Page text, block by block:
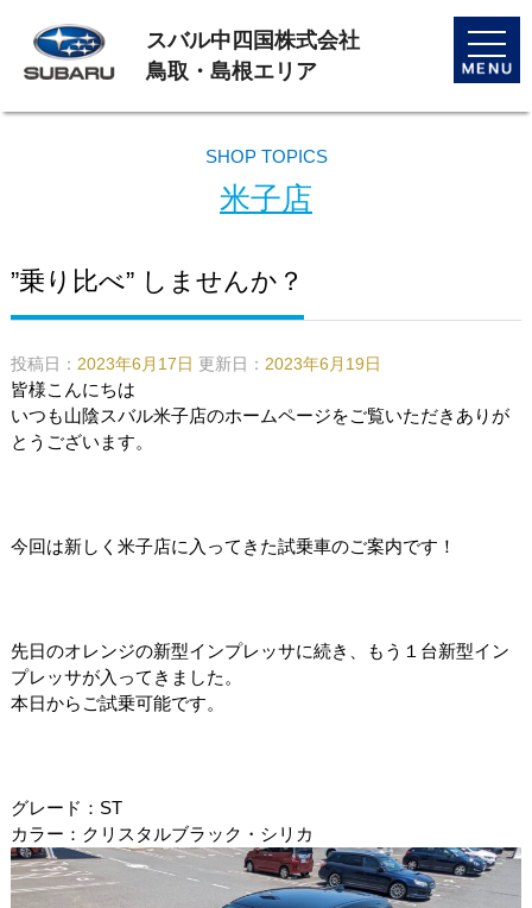
toggle
スバル中四国株式会社
鳥取・島根エリア
SHOP TOPICS
米子店
”乗り比べ” しませんか？
投稿日： 2023年6月17日 更新日： 2023年6月19日
皆様こんにちは
いつも山陰スバル米子店のホームページをご覧いただきありが
とうございます。
今回は新しく米子店に入ってきた試乗車のご案内です！
先日のオレンジの新型インプレッサに続き、もう１台新型イン
プレッサが入ってきました。
本日からご試乗可能です。
グレード：ST
カラー：クリスタルブラック・シリカ